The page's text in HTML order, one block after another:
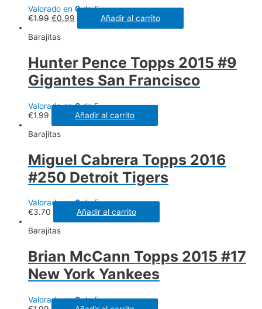
Valorado en 0de 5
€1.99 €0.99
Añadir al carrito
Barajitas
Hunter Pence Topps 2015 #9
Gigantes San Francisco
Valorado en0de 5
€1.99
Añadir al carrito
Barajitas
Miguel Cabrera Topps 2016
#250 Detroit Tigers
Valorado en0de 5
€3.70
Añadir al carrito
Barajitas
Brian McCann Topps 2015 #17
New York Yankees
Valorado en0de 5